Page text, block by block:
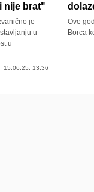
nije brat"
je
u
u
15.06.25. 13:36
Ove
Borca